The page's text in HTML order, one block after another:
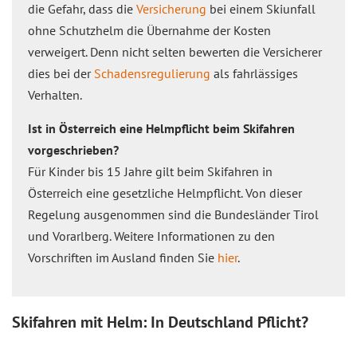
die Gefahr, dass die Versicherung bei einem Skiunfall
ohne Schutzhelm die Übernahme der Kosten
verweigert. Denn nicht selten bewerten die Versicherer
dies bei der Schadensregulierung als fahrlässiges
Verhalten.
Ist in Österreich eine Helmpflicht beim Skifahren
vorgeschrieben?
Für Kinder bis 15 Jahre gilt beim Skifahren in
Österreich eine gesetzliche Helmpflicht. Von dieser
Regelung ausgenommen sind die Bundesländer Tirol
und Vorarlberg. Weitere Informationen zu den
Vorschriften im Ausland finden Sie hier.
Skifahren mit Helm: In Deutschland Pflicht?